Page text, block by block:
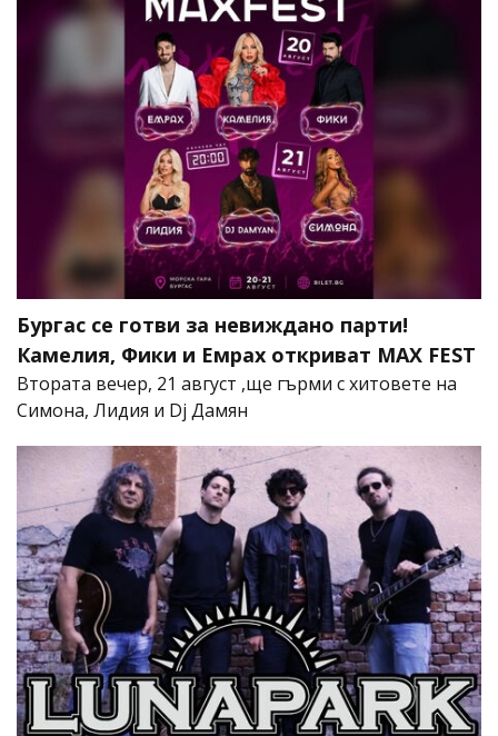
Бургас се готви за невиждано парти!
Камелия, Фики и Емрах откриват MAX FEST
Втората вечер, 21 август ,ще гърми с хитовете на
Симона, Лидия и Dj Дамян